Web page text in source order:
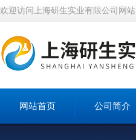
欢迎访问上海研生实业有限公司网站
网站首页 公司简介